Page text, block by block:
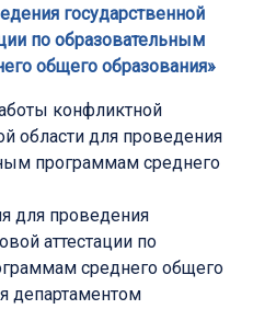
государственной
по образовательным
общего образования»
конфликтной
области для проведения
программам среднего
для проведения
аттестации по
среднего общего
департаментом